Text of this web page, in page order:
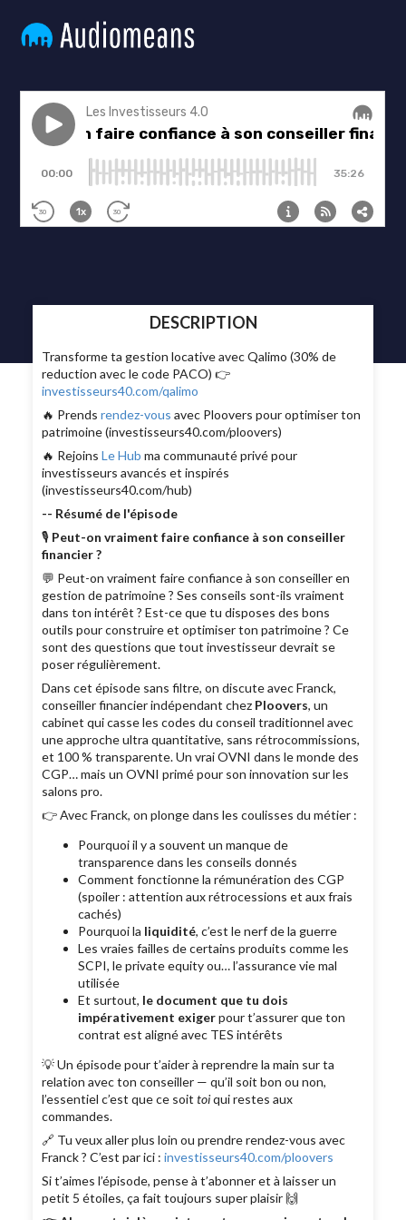
DESCRIPTION
Transforme ta gestion locative avec Qalimo (30% de
reduction avec le code PACO) 👉
investisseurs40.com/qalimo
🔥 Prendsrendez-vous avec Ploovers pour optimiser ton
patrimoine (investisseurs40.com/ploovers)
🔥 RejoinsLe Hub ma communauté privé pour
investisseurs avancés et inspirés
(investisseurs40.com/hub)
-- Résumé de l'épisode
🎙 Peut-on vraiment faire confiance à son conseiller
financier ?
💬 Peut-on vraiment faire confiance à son conseiller en
gestion de patrimoine ? Ses conseils sont-ils vraiment
dans ton intérêt ? Est-ce que tu disposes des bons
outils pour construire et optimiser ton patrimoine ? Ce
sont des questions que tout investisseur devrait se
poser régulièrement.
Dans cet épisode sans filtre, on discute avec Franck,
conseiller financier indépendant chez Ploovers, un
cabinet qui casse les codes du conseil traditionnel avec
une approche ultra quantitative, sans rétrocommissions,
et 100 % transparente. Un vrai OVNI dans le monde des
CGP… mais un OVNI primé pour son innovation sur les
salons pro.
👉 Avec Franck, on plonge dans les coulisses du métier :
Pourquoi il y a souvent un manque de
transparence dans les conseils donnés
Comment fonctionne la rémunération des CGP
(spoiler : attention aux rétrocessions et aux frais
cachés)
Pourquoi la liquidité, c’est le nerf de la guerre
Les vraies failles de certains produits comme les
SCPI, le private equity ou… l’assurance vie mal
utilisée
Et surtout, le document que tu dois
impérativement exigerpour t’assurer que ton
contrat est aligné avec TES intérêts
💡 Un épisode pour t’aider à reprendre la main sur ta
relation avec ton conseiller — qu’il soit bon ou non,
l’essentiel c’est que ce soittoiqui restes aux
commandes.
🔗 Tu veux aller plus loin ou prendre rendez-vous avec
Franck ? C’est par ici :investisseurs40.com/ploovers
Si t’aimes l’épisode, pense à t’abonner et à laisser un
petit 5 étoiles, ça fait toujours super plaisir 🙌